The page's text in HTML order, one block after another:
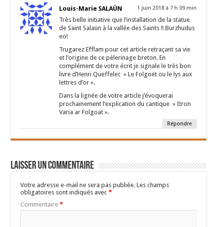
Louis-Marie SALAÜN 1 juin 2018 à 7 h 09 min
Très belle initiative que l’installation de la statue
de Saint Salaün à la vallée des Saints !! Burzhudus
eo!
Trugarez Efflam pour cet article retraçant sa vie
et l’origine de ce pèlerinage breton. En
complément de votre écrit je signale le très bon
livre d’Henri Queffelec » Le Folgoët ou le lys aux
lettres d’or ».
Dans la lignée de votre article j’évoquerai
prochainement l’explication du cantique » Itron
Varia ar Folgoat ».
Répondre
Laisser un commentaire
Votre adresse e-mail ne sera pas publiée. Les champs
obligatoires sont indiqués avec*
Commentaire*